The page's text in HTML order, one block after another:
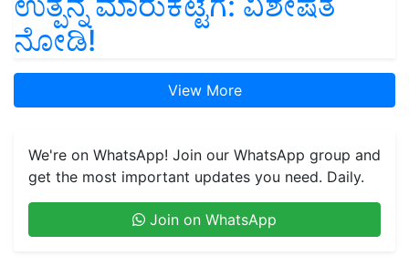
ನೋಡಿ!
View More
We're on WhatsApp! Join our WhatsApp group and
get the most important updates you need. Daily.
Join on WhatsApp